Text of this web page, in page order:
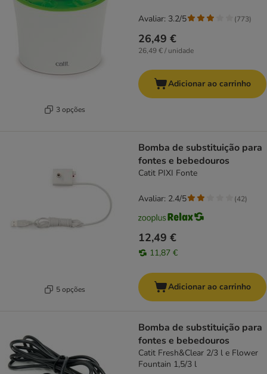
3 opções
26,49 €
26,49 € / unidade
Avaliar: 3.2/5 (773)
Adicionar ao carrinho
5 opções
Bomba de substituição para
fontes e bebedouros
Catit PIXI Fonte
12,49 €
11,87 €
Avaliar: 2.4/5 (42)
Adicionar ao carrinho
Bomba de substituição para
fontes e bebedouros
Catit Fresh&Clear 2/3 l e Flower
Fountain 1,5/3 l